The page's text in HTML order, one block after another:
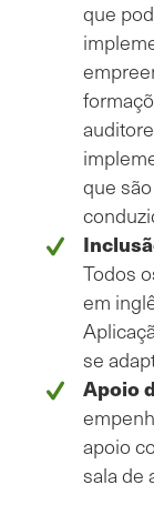
que
que
Todos
em
se
Apoio
apoio
sala de